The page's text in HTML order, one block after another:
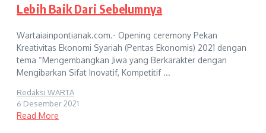
Lebih Baik Dari Sebelumnya
Wartaiainpontianak.com.- Opening ceremony Pekan
Kreativitas Ekonomi Syariah (Pentas Ekonomis) 2021 dengan
tema “Mengembangkan Jiwa yang Berkarakter dengan
Mengibarkan Sifat Inovatif, Kompetitif ...
Redaksi WARTA
6 Desember 2021
Read More